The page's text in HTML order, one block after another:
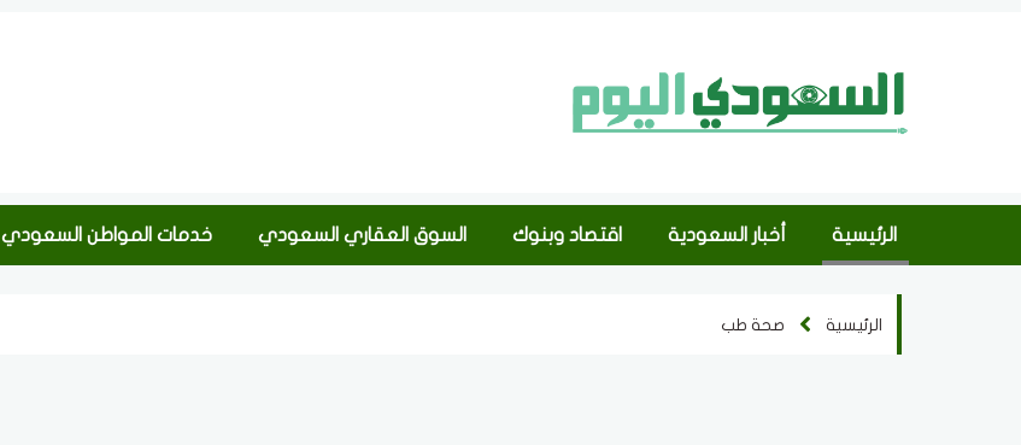
الرئيسية أخبار السعودية اقتصاد وبنوك السوق العقاري السعودي خدمات المواطن السعودي
الرئيسية صحة طب